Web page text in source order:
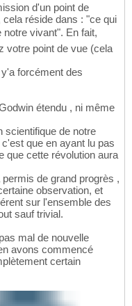
d'un point de
réside dans : "ce qui
notre vivant". En fait,
votre point de vue (cela
forcément des
étendu , ni même
scientifique de notre
que en ayant lu pas
que cette révolution aura
de grand progrès ,
observation, et
sur l'ensemble des
sauf trivial.
mal de nouvelle
avons commencé
certain